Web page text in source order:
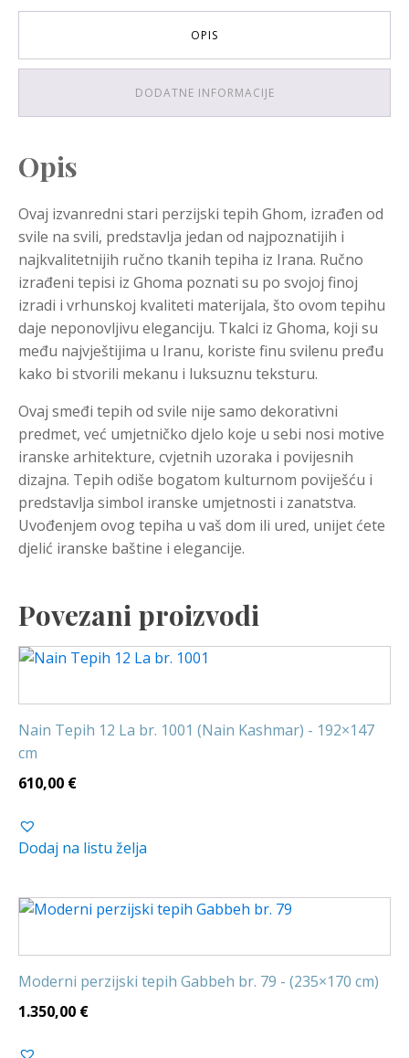
OPIS
DODATNE INFORMACIJE
Opis
Ovaj izvanredni stari perzijski tepih Ghom, izrađen od
svile na svili, predstavlja jedan od najpoznatijih i
najkvalitetnijih ručno tkanih tepiha iz Irana. Ručno
izrađeni tepisi iz Ghoma poznati su po svojoj finoj
izradi i vrhunskoj kvaliteti materijala, što ovom tepihu
daje neponovljivu eleganciju. Tkalci iz Ghoma, koji su
među najvještijima u Iranu, koriste finu svilenu pređu
kako bi stvorili mekanu i luksuznu teksturu.
Ovaj smeđi tepih od svile nije samo dekorativni
predmet, već umjetničko djelo koje u sebi nosi motive
iranske arhitekture, cvjetnih uzoraka i povijesnih
dizajna. Tepih odiše bogatom kulturnom poviješću i
predstavlja simbol iranske umjetnosti i zanatstva.
Uvođenjem ovog tepiha u vaš dom ili ured, unijet ćete
djelić iranske baštine i elegancije.
Povezani proizvodi
Nain Tepih 12 La br. 1001 (Nain Kashmar) - 192×147
cm
610,00 €
Dodaj na listu želja
Moderni perzijski tepih Gabbeh br. 79 - (235×170 cm)
1.350,00 €